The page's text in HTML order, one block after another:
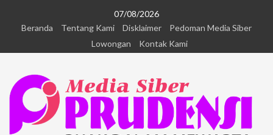
07/08/2026
Beranda
Tentang Kami Disklaimer
Pedoman Media Siber
Lowongan
Kontak Kami